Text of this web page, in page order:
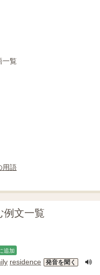
一覧
用語
例文一覧
追加
residence 発音を聞く